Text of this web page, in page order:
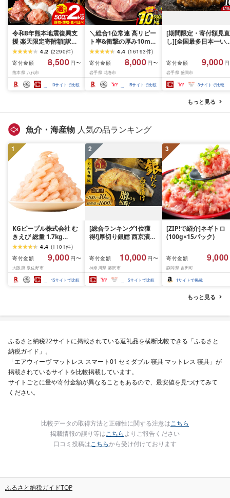
令和8年熊本地震復興支
援 楽天限定寄附額[訳あ
り]牛タン 500g〜2kg 肉
牛肉 訳あり 牛タン 冷凍
小分け 厚切り 薄切り 食
べ比べ 500g 1kg 1.5kg
2kg 牛 人気 ビーフ 牛た
ん ふるさと納税 ランキ
4.2 (2290件)
寄付金額
8,500 円〜
熊本県 八代市
13サイトで比較
＼総合1位常連 高リピー
ト率&衝撃の厚み10mm
厚切り牛タン 塩味/ ≪ス
ピード発送!!10営業日以
内発送≫ 選べる内容量
500g / 1kg 定期便 毎月
届く 牛肉 肉 BBQ ふるさ
と 人気 ランキング 岩手
4.4 (16193件)
寄付金額
8,000 円〜
岩手県 花巻市
15サイトで比較
[期間限定・寄付額見直
し][全国最多日本一い
1.5kg(150g×10個) い
て牛 × 岩中豚 ハンバー
グ 合挽き 合い挽き 黒
和牛 人気 冷凍 個包装
分け 冷凍 牛肉 豚肉 和
ビーフ ポーク はんば
ぐ 挽肉 お肉 ミンチ 肉
お弁当 hannba-gu ラ
寄付金額 9,000
岩手県 盛岡市
3サイトで比較
もっと見る
魚介・海産物 人気の品ランキング
1
KGピープル株式会社 む
きえび 総量 1.7kg
(850g×2P) 特大 5Lサイ
ズ バナメイエビ バラ凍
結 下処理不要 サイズ不
揃い 訳あり
4.4 (1101件)
寄付金額
9,000 円〜
大阪府 泉佐野市
15サイトで比較
2
[総合ランキング1位獲
得!]厚切り銀鱈 西京漬け
約 1,000g (約 100g × 10
切) 西京味噌 西京みそ 味
噌漬け みそ 味噌 鮮魚 魚
介 銀だら 銀ダラ ギンダ
ラ ぎんだら 鱈 タラ 魚
礼品 おかず おつまみ お
南 藤沢
寄付金額 10,000 円〜
神奈川県 藤沢市
5サイトで比較
3
[ZIP!で紹介]ネギトロ
(100g×15パック)
寄付金額 9,000
静岡県 吉田町
1サイトで掲載
もっと見る
ふるさと納税22サイトに掲載されている返礼品を横断比較できる「ふるさと
納税ガイド」。
「エアウィーヴ マットレス スマート01 セミダブル 寝具 マットレス 寝具」が
掲載されているサイトを比較掲載しています。
サイトごとに量や寄付金額が異なることもあるので、最安値を見つけてみて
ください。
比較データの取得方法と正確性に関する注意はこちら
掲載情報の誤り等はこちらよりご報告ください
口コミ投稿はこちらから受け付けております
ふるさと納税ガイドTOP